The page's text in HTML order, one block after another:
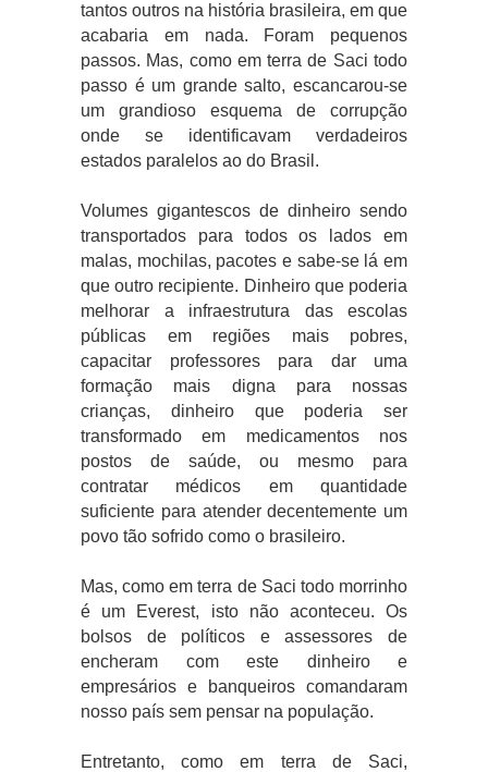
tantos outros na história brasileira, em que
acabaria em nada. Foram pequenos
passos. Mas, como em terra de Saci todo
passo é um grande salto, escancarou-se
um grandioso esquema de corrupção
onde se identificavam verdadeiros
estados paralelos ao do Brasil.
Volumes gigantescos de dinheiro sendo
transportados para todos os lados em
malas, mochilas, pacotes e sabe-se lá em
que outro recipiente. Dinheiro que poderia
melhorar a infraestrutura das escolas
públicas em regiões mais pobres,
capacitar professores para dar uma
formação mais digna para nossas
crianças, dinheiro que poderia ser
transformado em medicamentos nos
postos de saúde, ou mesmo para
contratar médicos em quantidade
suficiente para atender decentemente um
povo tão sofrido como o brasileiro.
Mas, como em terra de Saci todo morrinho
é um Everest, isto não aconteceu. Os
bolsos de políticos e assessores de
encheram com este dinheiro e
empresários e banqueiros comandaram
nosso país sem pensar na população.
Entretanto, como em terra de Saci,